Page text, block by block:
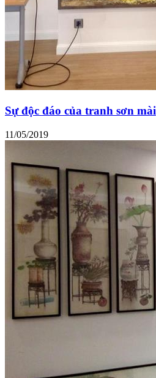
Sự độc đáo của tranh sơn mài
11/05/2019